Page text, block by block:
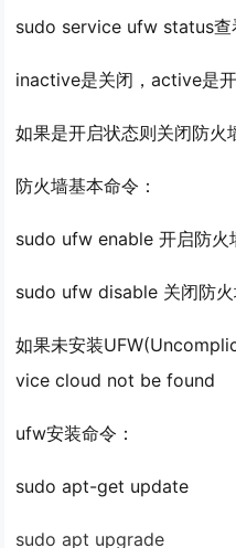
sudo service ufw status查
inactive是关闭，active是开
如果是开启状态则关闭防火
防火墙基本命令：
sudo ufw enable 开启防火
sudo ufw disable 关闭防
如果未安装
vice cloud not be found
ufw安装命令：
sudo apt-get update
sudoapt upgrade